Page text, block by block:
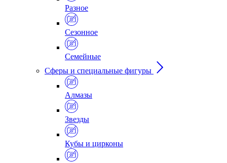
Разное
Сезонное
Семейные
Сферы и специальные фигуры
Алмазы
Звезды
Кубы и цирконы